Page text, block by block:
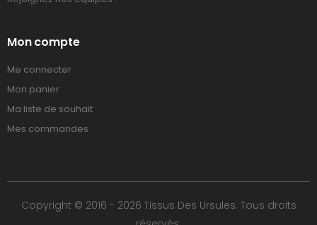
Mon compte
Me connecter
Mon panier
Ma liste de souhait
Mes commandes
Copyright © 2016 - 2026 Tissus Des Ursules. Tous droits